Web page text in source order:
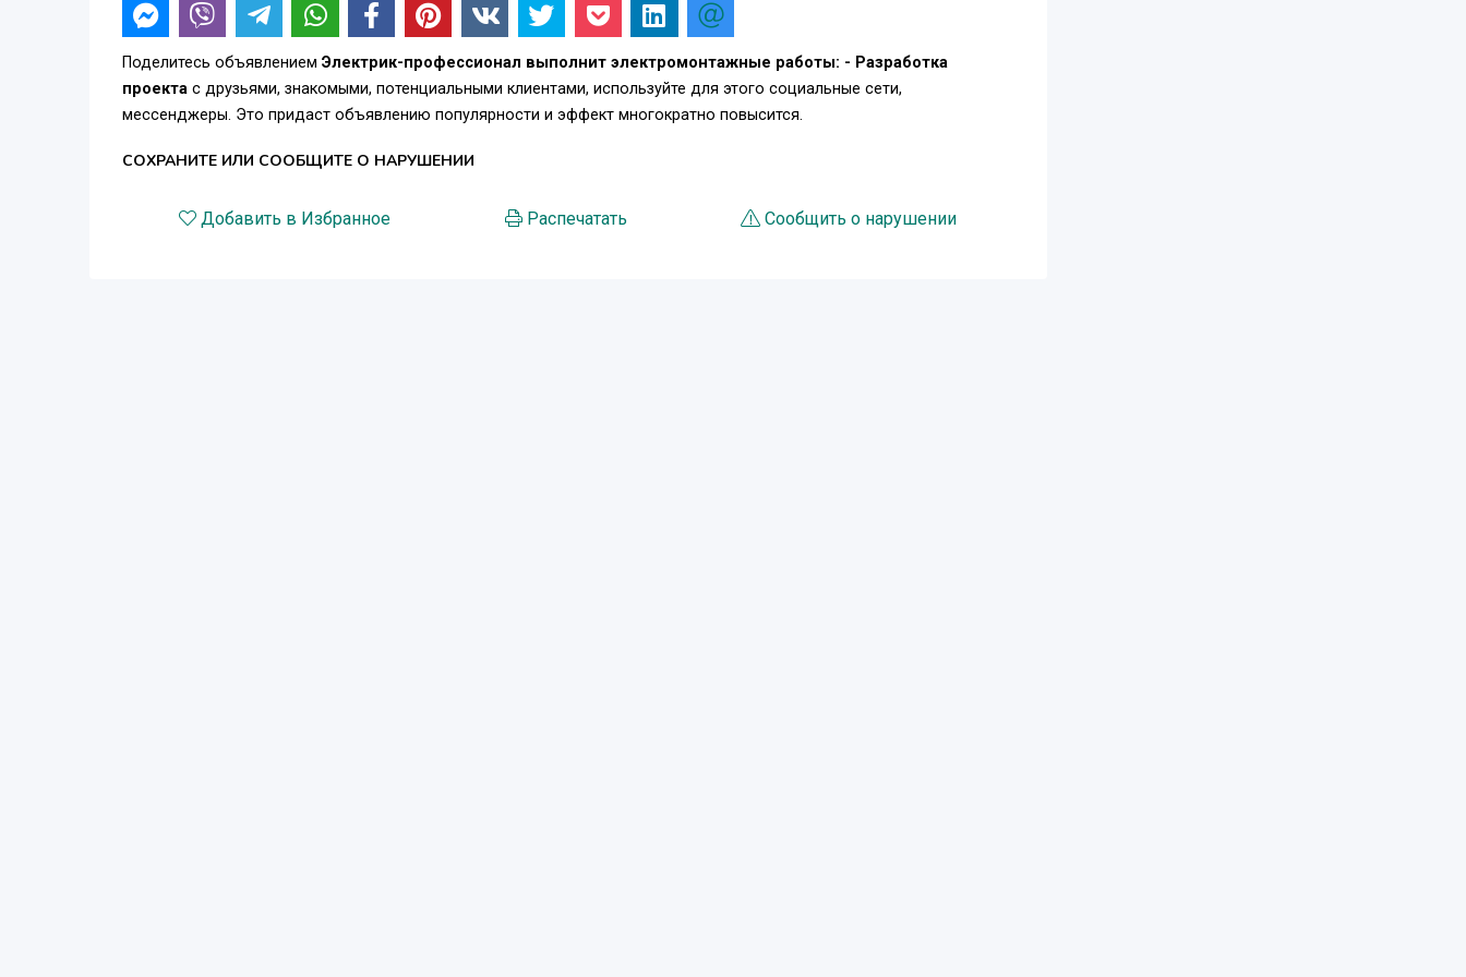
Поделитесь объявлением Электрик-профессионал выполнит электромонтажные работы: - Разработка
проекта с друзьями, знакомыми, потенциальными клиентами, используйте для этого социальные сети,
мессенджеры. Это придаст объявлению популярности и эффект многократно повысится.
СОХРАНИТЕ ИЛИ СООБЩИТЕ О НАРУШЕНИИ
Добавить в Избранное Распечатать Сообщить о нарушении